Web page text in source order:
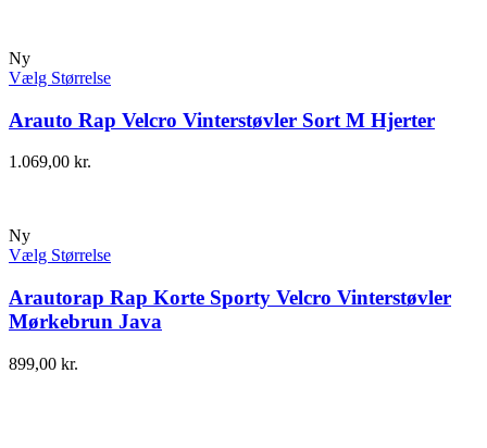
Ny
Vælg Størrelse
Arauto Rap Velcro Vinterstøvler Sort M Hjerter
1.069,00 kr.
Ny
Vælg Størrelse
Arautorap Rap Korte Sporty Velcro Vinterstøvler
Mørkebrun Java
899,00 kr.